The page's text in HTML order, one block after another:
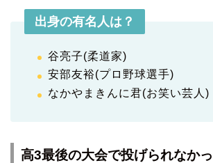
出身の有名人は？
谷亮子(柔道家)
安部友裕(プロ野球選手)
なかやまきんに君(お笑い芸人)
高3最後の大会で投げられなか